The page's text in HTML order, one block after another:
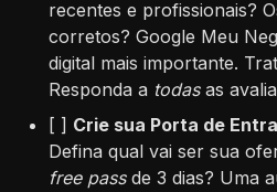
recentes e profissionais?
corretos? Google Meu
digital mais importante.
Responda a todasas
[ ] Crie sua Porta de
Defina qual vai ser sua
free passde 3 dias? Uma